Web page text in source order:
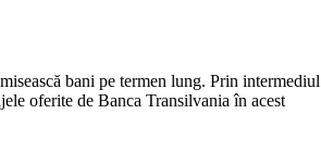
bani pe termen lung. Prin intermediul
oferite de Banca Transilvania în acest